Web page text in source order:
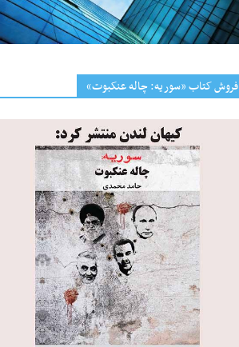
فروش کتاب «سوریه: چاله عنکبوت»